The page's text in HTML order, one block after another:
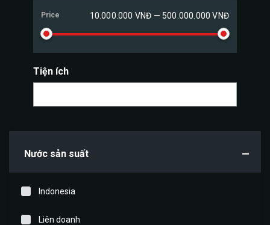
Price 10.000.000 VNĐ — 500.000.000 VNĐ
Tiện ích
Nước sản suất
Indonesia
Liên doanh